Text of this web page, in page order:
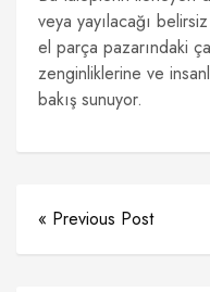
veya yayılacağı
el parça pazarındaki
zenginliklerine ve
bakış sunuyor.
« Previous Post